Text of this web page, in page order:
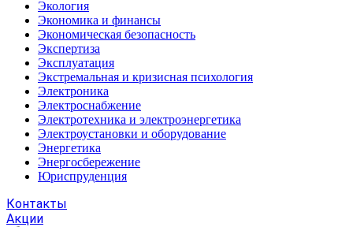
Экология
Экономика и финансы
Экономическая безопасность
Экспертиза
Эксплуатация
Экстремальная и кризисная психология
Электроника
Электроснабжение
Электротехника и электроэнергетика
Электроустановки и оборудование
Энергетика
Энергосбережение
Юриспруденция
Контакты
Акции